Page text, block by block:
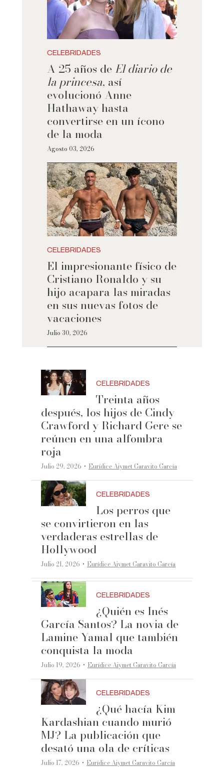
CELEBRIDADES
A 25 años de El diario de
la princesa, así
evolucionó Anne
Hathaway hasta
convertirse en un ícono
de la moda
Agosto 03, 2026
CELEBRIDADES
El impresionante físico de
Cristiano Ronaldo y su
hijo acapara las miradas
en sus nuevas fotos de
vacaciones
Julio 30, 2026
CELEBRIDADES
Treinta años
después, los hijos de Cindy
Crawford y Richard Gere se
reúnen en una alfombra
roja
Julio 29, 2026 ·Eurídice Aiymet Garavito García
CELEBRIDADES
Los perros que
se convirtieron en las
verdaderas estrellas de
Hollywood
Julio 21, 2026 ·Eurídice Aiymet Garavito García
CELEBRIDADES
¿Quién es Inés
García Santos? La novia de
Lamine Yamal que también
conquista la moda
Julio 19, 2026 ·Eurídice Aiymet Garavito García
CELEBRIDADES
¿Qué hacía Kim
Kardashian cuando murió
MJ? La publicación que
desató una ola de críticas
Julio 17, 2026 ·Eurídice Aiymet Garavito García